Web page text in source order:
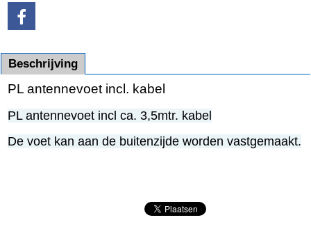
Beschrijving
PL antennevoet incl. kabel
PL antennevoet incl ca. 3,5mtr. kabel
De voet kan aan de buitenzijde worden vastgemaakt.